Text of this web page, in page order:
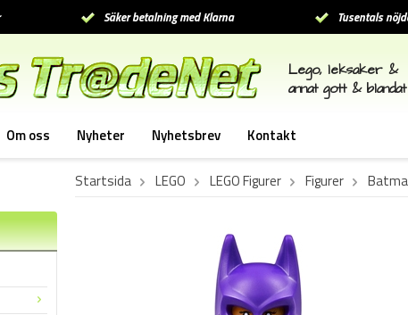
Säker betalning med Klarna Tusentals
Lego, leksaker &
annat gott & blandat
Om oss Nyheter Nyhetsbrev Kontakt
Startsida LEGO LEGO Figurer Figurer